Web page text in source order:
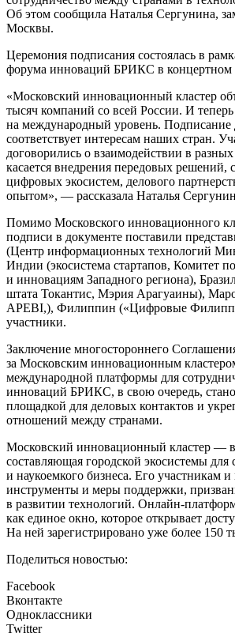
Об этом сообщила Наталья Сергунина,
Москвы.
Церемония подписания состоялась в
форума инноваций БРИКС в концертном
«Московский инновационный кластер
тысяч компаний со всей России. И
на международный уровень. Подписание
соответствует интересам наших стран.
договорились о взаимодействии в
касается внедрения передовых решений,
цифровых экосистем, делового
опытом», — рассказала Наталья
Помимо Московского инновационного
подписи в документе поставили
(Центр информационных технологий
Индии (экосистема стартапов, Комитет
и инновациям Западного региона),
штата Токантис, Мэрия Арагуаины),
APEBI,), Филиппин («Цифровые
участники.
Заключение многостороннего
за Московским инновационным
международной платформы для
инноваций БРИКС, в свою очередь,
площадкой для деловых контактов и
отношений между странами.
Московский инновационный кластер —
составляющая городской экосистемы для
и наукоемкого бизнеса. Его участникам
инструменты и меры поддержки,
в развитии технологий. Онлайн-
как единое окно, которое открывает
На ней зарегистрировано уже более 150
Поделиться новостью:
Facebook
Вконтакте
Одноклассники
Twitter